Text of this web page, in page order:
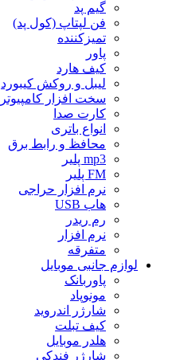
گیم پد
فن لپتاپ (کول پد)
تمیزکننده
پاور
کیف هارد
لیبل و روکش کیبورد
سخت افزار کامپیوتر
کارت صدا
انواع باتری
محافظ و رابط برق
mp3 پلیر
FM پلیر
نرم افزار حراجی
هاب USB
رم ریدر
نرم افزار
متفرقه
لوازم جانبی موبایل
پاوربانک
مونوپاد
شارژر اندروید
کیف تبلت
هلدر موبایل
شارژر فندکی